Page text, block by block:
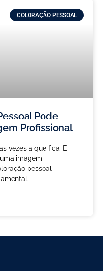
COLORAÇÃO PESSOAL
Pode
Profissional
vezes a que fica. E
imagem
pessoal